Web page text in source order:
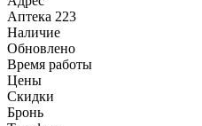
Аптека 223
Наличие
Обновлено
Время работы
Цены
Скидки
Бронь